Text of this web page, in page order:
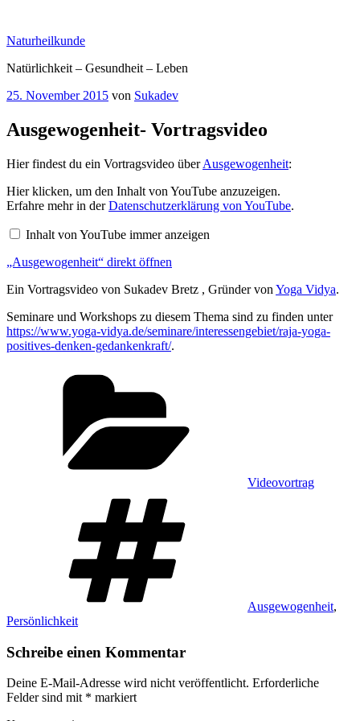
springen
Naturheilkunde
Natürlichkeit – Gesundheit – Leben
Veröffentlicht
25. November 2015 von Sukadev
Ausgewogenheit- Vortragsvideo
Hier findest du ein Vortragsvideo überAusgewogenheit:
„Ausgewogenheit“
von
YouTube
Hier klicken, um den Inhalt von YouTube anzuzeigen.
Erfahre mehr in derDatenschutzerklärung von YouTube.
Inhalt von YouTube immer anzeigen
„Ausgewogenheit“ direkt öffnen
Ein Vortragsvideo von Sukadev Bretz , Gründer von Yoga Vidya.
Seminare und Workshops zu diesem Thema sind zu finden unter
https://www.yoga-vidya.de/seminare/interessengebiet/raja-yoga-
positives-denken-gedankenkraft/.
Videovortrag
Ausgewogenheit,
Persönlichkeit
Schreibe einen Kommentar
Deine E-Mail-Adresse wird nicht veröffentlicht. Erforderliche
Felder sind mit * markiert